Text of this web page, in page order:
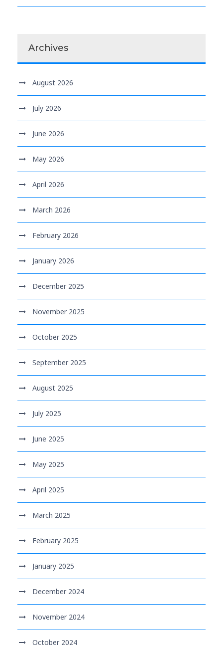
Archives
August 2026
July 2026
June 2026
May 2026
April 2026
March 2026
February 2026
January 2026
December 2025
November 2025
October 2025
September 2025
August 2025
July 2025
June 2025
May 2025
April 2025
March 2025
February 2025
January 2025
December 2024
November 2024
October 2024